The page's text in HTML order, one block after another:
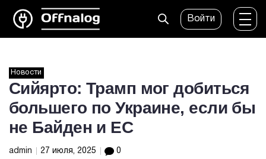
Войти
Новости
Сийярто: Трамп мог добиться
большего по Украине, если бы
не Байден и ЕС
admin 27 июля, 2025 0